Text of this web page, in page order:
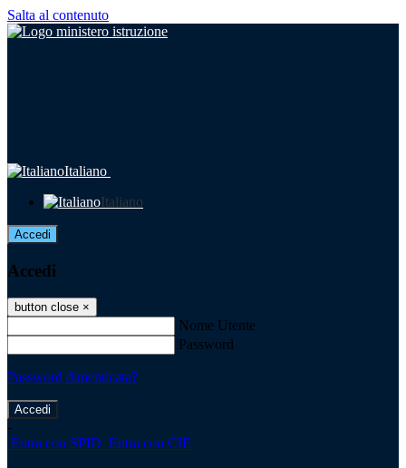
Salta al contenuto
Italiano
Italiano
Accedi
Accedi
button close ×
Nome Utente
Password
Password dimenticata?
-
Entra con SPID Entra con CIE